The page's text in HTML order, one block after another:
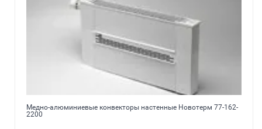
Медно-алюминиевые конвекторы настенные Новотерм 77-162-
2200